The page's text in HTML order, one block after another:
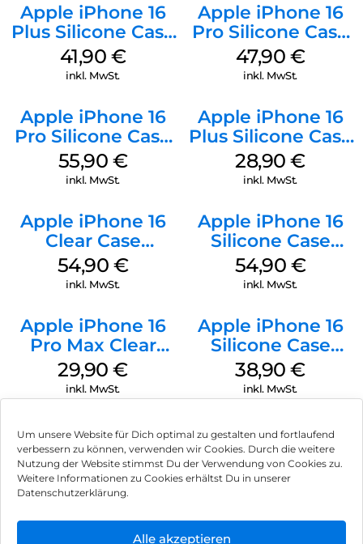
Um unsere Website für Dich optimal zu gestalten und fortlaufend
verbessern zu können, verwenden wir Cookies. Durch die weitere
Nutzung der Website stimmst Du der Verwendung von Cookies zu.
Weitere Informationen zu Cookies erhältst Du in unserer
Datenschutzerklärung.
Alle akzeptieren
Apple iPhone 16
Plus Silicone Case
MagSafe Stone
Gray
41,90 €
inkl. MwSt.
Apple iPhone 16
Pro Silicone Case
MagSafe Denim
47,90 €
inkl. MwSt.
Apple iPhone 16
Pro Silicone Case
MagSafe Stone
Gray
55,90 €
inkl. MwSt.
Apple iPhone 16
Plus Silicone Case
MagSafe Black
28,90€
inkl. MwSt.
Apple iPhone 16
Clear Case
MagSafe
Transparent
54,90 €
inkl. MwSt.
Apple iPhone 16
Silicone Case
MagSafe Lake
Green
54,90 €
inkl. MwSt.
Apple iPhone 16
Pro Max Clear
Case MagSafe
Transparent
29,90€
inkl. MwSt.
Apple iPhone 16
Silicone Case
MagSafe
Ultramarine
38,90€
inkl. MwSt.
Impressum